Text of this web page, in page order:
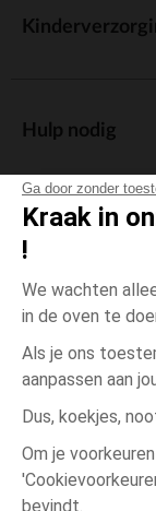
Ga door zonder
Kraak in
!
We wachten
in de oven te
Als je ons
aanpassen aan
Dus, koekjes,
Om je
bevindt.
Blauw
Hulp nodig